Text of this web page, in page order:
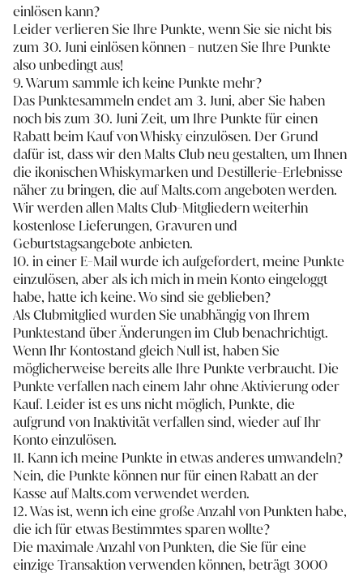
einlösen kann?
Leider verlieren Sie Ihre Punkte, wenn Sie sie nicht bis
zum 30. Juni einlösen können - nutzen Sie Ihre Punkte
also unbedingt aus!
9. Warum sammle ich keine Punkte mehr?
Das Punktesammeln endet am 3. Juni, aber Sie haben
noch bis zum 30. Juni Zeit, um Ihre Punkte für einen
Rabatt beim Kauf von Whisky einzulösen. Der Grund
dafür ist, dass wir den Malts Club neu gestalten, um Ihnen
die ikonischen Whiskymarken und Destillerie-Erlebnisse
näher zu bringen, die auf Malts.com angeboten werden.
Wir werden allen Malts Club-Mitgliedern weiterhin
kostenlose Lieferungen, Gravuren und
Geburtstagsangebote anbieten.
10. in einer E-Mail wurde ich aufgefordert, meine Punkte
einzulösen, aber als ich mich in mein Konto eingeloggt
habe, hatte ich keine. Wo sind sie geblieben?
Als Clubmitglied wurden Sie unabhängig von Ihrem
Punktestand über Änderungen im Club benachrichtigt.
Wenn Ihr Kontostand gleich Null ist, haben Sie
möglicherweise bereits alle Ihre Punkte verbraucht. Die
Punkte verfallen nach einem Jahr ohne Aktivierung oder
Kauf. Leider ist es uns nicht möglich, Punkte, die
aufgrund von Inaktivität verfallen sind, wieder auf Ihr
Konto einzulösen.
11. Kann ich meine Punkte in etwas anderes umwandeln?
Nein, die Punkte können nur für einen Rabatt an der
Kasse auf Malts.com verwendet werden.
12. Was ist, wenn ich eine große Anzahl von Punkten habe,
die ich für etwas Bestimmtes sparen wollte?
Die maximale Anzahl von Punkten, die Sie für eine
einzige Transaktion verwenden können, beträgt 3000